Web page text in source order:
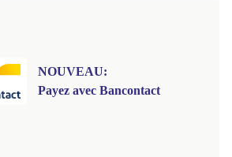
NOUVEAU:
Payez avec Bancontact